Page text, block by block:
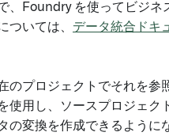
、Foundry を使ってビジネ
ついては、 データ統合ドキ
のプロジェクトでそれを参
用し、ソースプロジェク
変換を作成できるように